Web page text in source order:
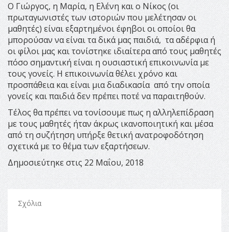
Ο Γιώργος, η Μαρία, η Ελένη και ο Νίκος (οι
πρωταγωνιστές των ιστοριών που μελέτησαν οι
μαθητές) είναι εξαρτημένοι έφηβοι οι οποίοι θα
μπορούσαν να είναι τα δικά μας παιδιά, τα αδέρφια ή
οι φίλοι μας και τονίστηκε ιδιαίτερα από τους μαθητές
πόσο σημαντική είναι η ουσιαστική επικοινωνία με
τους γονείς. Η επικοινωνία θέλει χρόνο και
προσπάθεια και είναι μια διαδικασία από την οποία
γονείς και παιδιά δεν πρέπει ποτέ να παραιτηθούν.
Τέλος θα πρέπει να τονίσουμε πως η αλληλεπίδραση
με τους μαθητές ήταν άκρως ικανοποιητική και μέσα
από τη συζήτηση υπήρξε θετική ανατροφοδότηση
σχετικά με το θέμα των εξαρτήσεων.
Δημοσιεύτηκε στις 22 Μαΐου, 2018
Σχόλια